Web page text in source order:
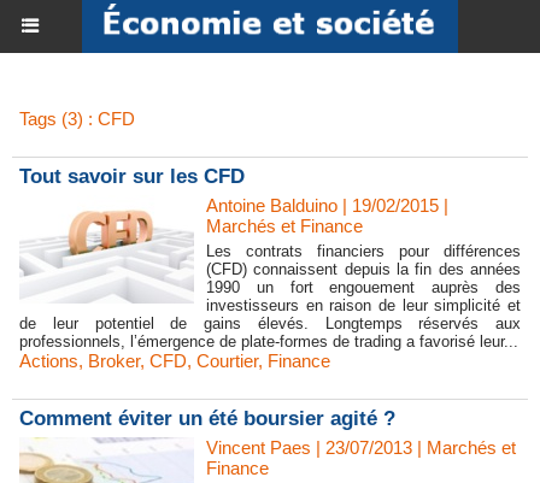
Tags (3) : CFD
Tout savoir sur les CFD
Antoine Balduino | 19/02/2015 |
Marchés et Finance
Les contrats financiers pour différences
(CFD) connaissent depuis la fin des années
1990 un fort engouement auprès des
investisseurs en raison de leur simplicité et
de leur potentiel de gains élevés. Longtemps réservés aux
professionnels, l’émergence de plate-formes de trading a favorisé leur...
Actions, Broker, CFD, Courtier, Finance
Comment éviter un été boursier agité ?
Vincent Paes | 23/07/2013 | Marchés et
Finance